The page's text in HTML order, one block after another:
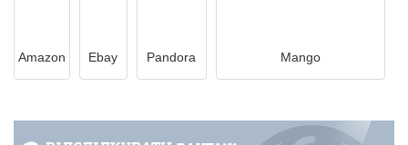
Amazon Ebay Pandora Mango